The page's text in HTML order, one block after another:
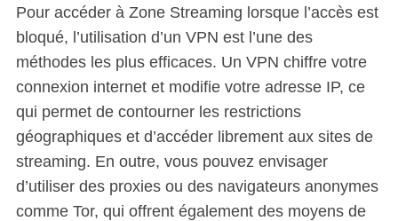
Pour accéder à Zone Streaming lorsque l’accès est
bloqué, l’utilisation d’un VPN est l’une des
méthodes les plus efficaces. Un VPN chiffre votre
connexion internet et modifie votre adresse IP, ce
qui permet de contourner les restrictions
géographiques et d’accéder librement aux sites de
streaming. En outre, vous pouvez envisager
d’utiliser des proxies ou des navigateurs anonymes
comme Tor, qui offrent également des moyens de